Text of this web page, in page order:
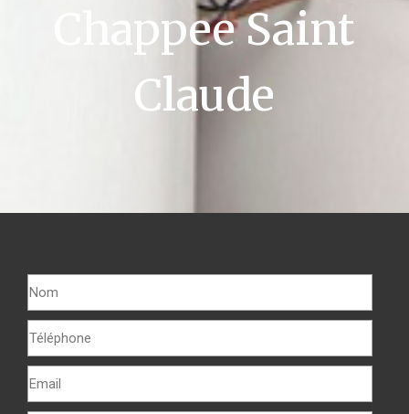
Chappee Saint
Claude